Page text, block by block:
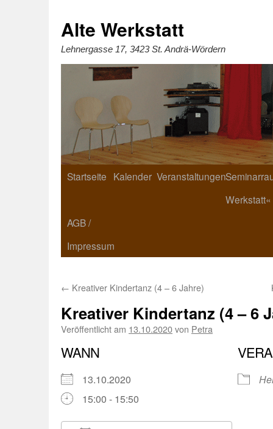
Alte Werkstatt
Lehnergasse 17, 3423 St. Andrä-Wördern
Startseite Kalender Veranstaltungen
Werkstatt«
AGB /
Impressum
← Kreativer Kindertanz (4 – 6 Jahre)
Kreativer Kindertanz (4 – 6
Veröffentlicht am 13.10.2020von Petra
WANN
13.10.2020
15:00 - 15:50